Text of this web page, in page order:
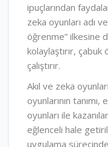
ipuçlarından
zeka oyunları adı
öğrenme” ilkesine
kolaylaştırır, çabuk
çalıştırır.
Akıl ve zeka
oyunlarının
oyunları ile
eğlenceli hale
uygulama